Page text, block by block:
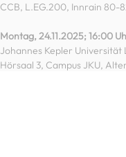
CCB, L.EG.200, Innrain 80-
Montag, 24.11.2025; 16:00
Johannes Kepler Universität
Hörsaal 3, Campus JKU,